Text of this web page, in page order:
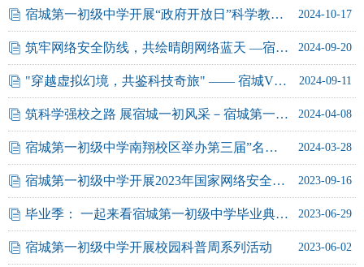
2024-10-17
ꀢ 宿城第一初级中学开展“政府开放日”科学教育成果展示活动
2024-09-20
ꀢ 筑牢网络安全防线，共绘晴朗网络蓝天 —宿城第一初级中学积极组织网络安全宣传周活动
2024-09-11
ꀢ "穿越虚拟幻境，共鉴科技奇旅" —— 宿城VR科普盛宴璀璨启幕
2024-04-08
ꀢ 筑科学强校之路 展宿城一初风采－宿城第一初级中学再创2024年安徽省青少年科技创新大赛佳绩
2024-03-28
ꀢ 宿城第一初级中学南翔校区举办第三届”名校之约 名师风采“智慧课堂研讨会
2023-09-16
ꀢ 宿城第一初级中学开展2023年国家网络安全宣传周宣教活动
2023-06-29
ꀢ 毕业季： 一起来看宿城第一初级中学毕业典礼！
2023-06-02
ꀢ 宿城第一初级中学开展校园科普周系列活动